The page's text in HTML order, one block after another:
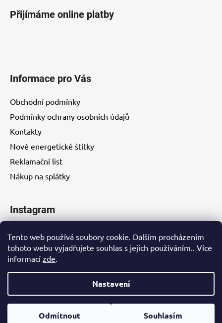
Tento web používá soubory cookie. Dalším procházením
tohoto webu vyjadřujete souhlas s jejich používáním.. Více
informací zde.
Nastavení
Odmítnout Souhlasím
Přijímáme online platby
Informace pro Vás
Obchodní podmínky
Podmínky ochrany osobních údajů
Kontakty
Nové energetické štítky
Reklamační list
Nákup na splátky
Instagram
Vytvořil Shoptet
Copyright 2026
. Všechna práva